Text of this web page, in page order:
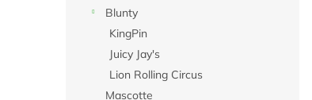
Blunty
KingPin
Juicy Jay's
Lion Rolling Circus
Mascotte